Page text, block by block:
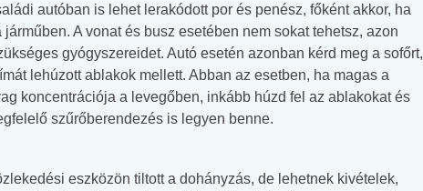
autóban is lehet lerakódott por és penész, főként akkor, ha
A vonat és busz esetében nem sokat tehetsz, azon
gyógyszereidet. Autó esetén azonban kérd meg a sofőrt,
lehúzott ablakok mellett. Abban az esetben, ha magas a
koncentrációja a levegőben, inkább húzd fel az ablakokat és
szűrőberendezés is legyen benne.
eszközön tiltott a dohányzás, de lehetnek kivételek,